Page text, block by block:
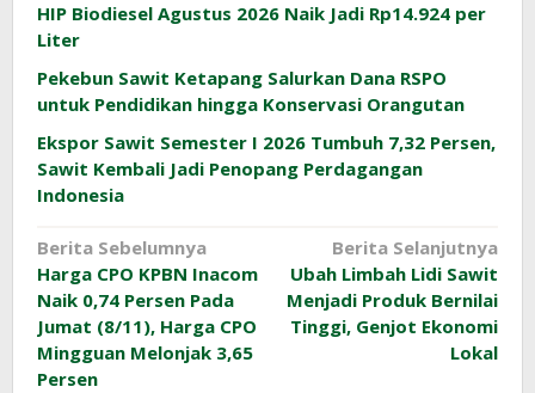
HIP Biodiesel Agustus 2026 Naik Jadi Rp14.924 per
Liter
Pekebun Sawit Ketapang Salurkan Dana RSPO
untuk Pendidikan hingga Konservasi Orangutan
Ekspor Sawit Semester I 2026 Tumbuh 7,32 Persen,
Sawit Kembali Jadi Penopang Perdagangan
Indonesia
Navigasi
pos
Berita Sebelumnya
Harga CPO KPBN Inacom
Naik 0,74 Persen Pada
Jumat (8/11), Harga CPO
Mingguan Melonjak 3,65
Persen
Berita Selanjutnya
Ubah Limbah Lidi Sawit
Menjadi Produk Bernilai
Tinggi, Genjot Ekonomi
Lokal